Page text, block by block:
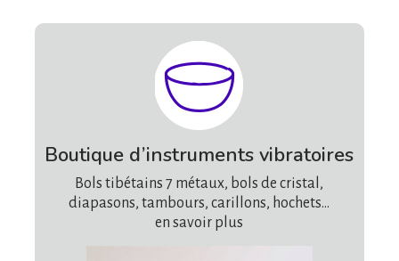
Boutique d’instruments vibratoires
Bols tibétains 7 métaux, bols de cristal,
diapasons, tambours, carillons, hochets…
en savoir plus